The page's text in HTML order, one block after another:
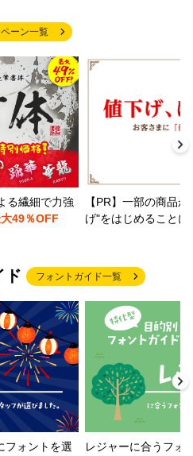
ーン一覧
る繊細で力強
49％OFF
【PR】一部の商品
げ"をはじめること
ド フォントガイド一覧
フォントを選
レジャーに合うフォ